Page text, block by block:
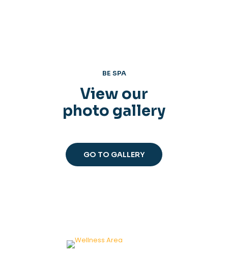
BE SPA
View our
photo gallery
GO TO GALLERY